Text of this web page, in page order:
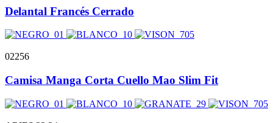
Delantal Francés Cerrado
02256
Camisa Manga Corta Cuello Mao Slim Fit